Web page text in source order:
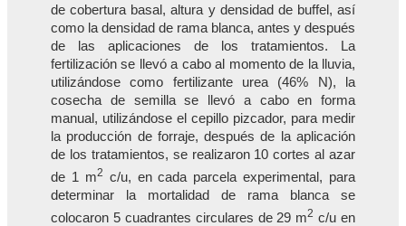
de cobertura basal, altura y densidad de buffel, así
como la densidad de rama blanca, antes y después
de las aplicaciones de los tratamientos. La
fertilización se llevó a cabo al momento de la lluvia,
utilizándose como fertilizante urea (46% N), la
cosecha de semilla se llevó a cabo en forma
manual, utilizándose el cepillo pizcador, para medir
la producción de forraje, después de la aplicación
de los tratamientos, se realizaron 10 cortes al azar
de 1 m2 c/u, en cada parcela experimental, para
determinar la mortalidad de rama blanca se
colocaron 5 cuadrantes circulares de 29 m2 c/u en